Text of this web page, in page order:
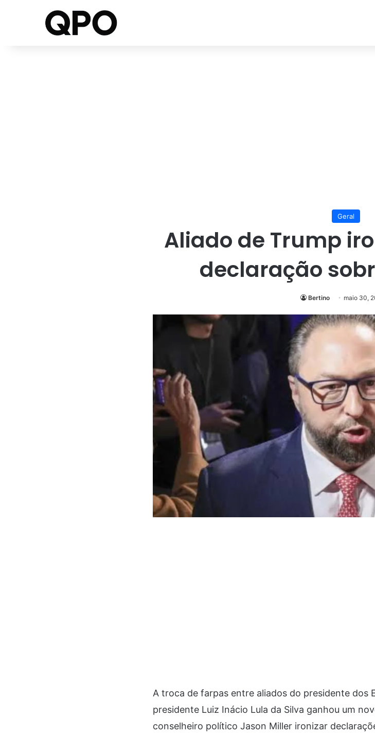
Geral
Aliado de Trump
declaração
Bertino maio 30,
A troca de farpas entre aliados do presidente dos
presidente Luiz Inácio Lula da Silva ganhou um
conselheiro político Jason Miller ironizar